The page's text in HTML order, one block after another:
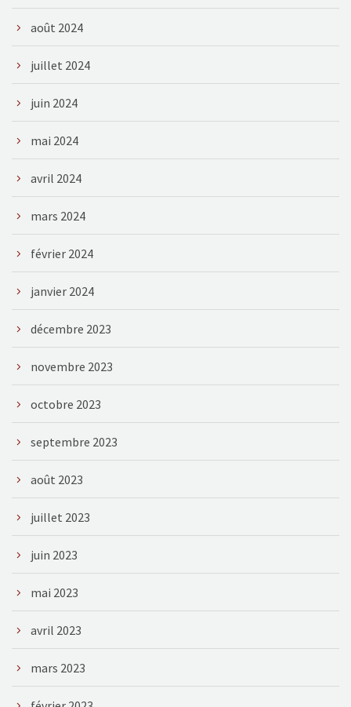
août 2024
juillet 2024
juin 2024
mai 2024
avril 2024
mars 2024
février 2024
janvier 2024
décembre 2023
novembre 2023
octobre 2023
septembre 2023
août 2023
juillet 2023
juin 2023
mai 2023
avril 2023
mars 2023